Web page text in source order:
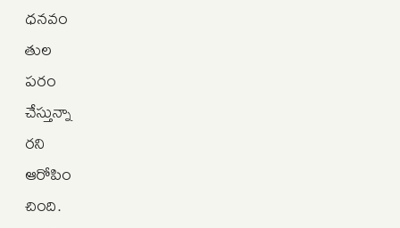
ధనవం
తుల
పరం
చేస్తున్నా
రని
ఆరోపిం
చింది.